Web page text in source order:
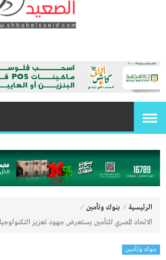
الرئيسية ⁄ بنوك وتأمين ⁄
الاتحاد المصري للتأمين يستعرض جهود تعزيز
بنوك وتأمين